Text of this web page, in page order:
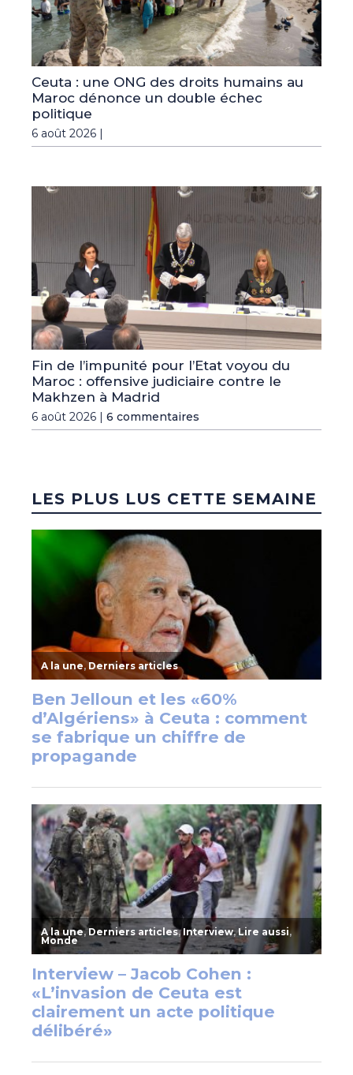
Ceuta : une ONG des droits humains au
Maroc dénonce un double échec
politique
6 août 2026 |
Fin de l’impunité pour l’Etat voyou du
Maroc : offensive judiciaire contre le
Makhzen à Madrid
6 août 2026 | 6 commentaires
LES PLUS LUS CETTE SEMAINE